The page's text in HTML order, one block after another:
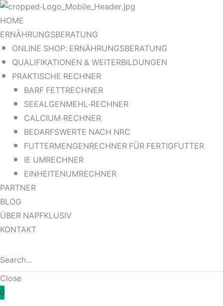
HOME
ERNÄHRUNGSBERATUNG
ONLINE SHOP: ERNÄHRUNGSBERATUNG
QUALIFIKATIONEN & WEITERBILDUNGEN
PRAKTISCHE RECHNER
BARF FETTRECHNER
SEEALGENMEHL-RECHNER
CALCIUM-RECHNER
BEDARFSWERTE NACH NRC
FUTTERMENGENRECHNER FÜR FERTIGFUTTER
IE UMRECHNER
EINHEITENUMRECHNER
PARTNER
BLOG
ÜBER NAPFKLUSIV
KONTAKT
Close
0